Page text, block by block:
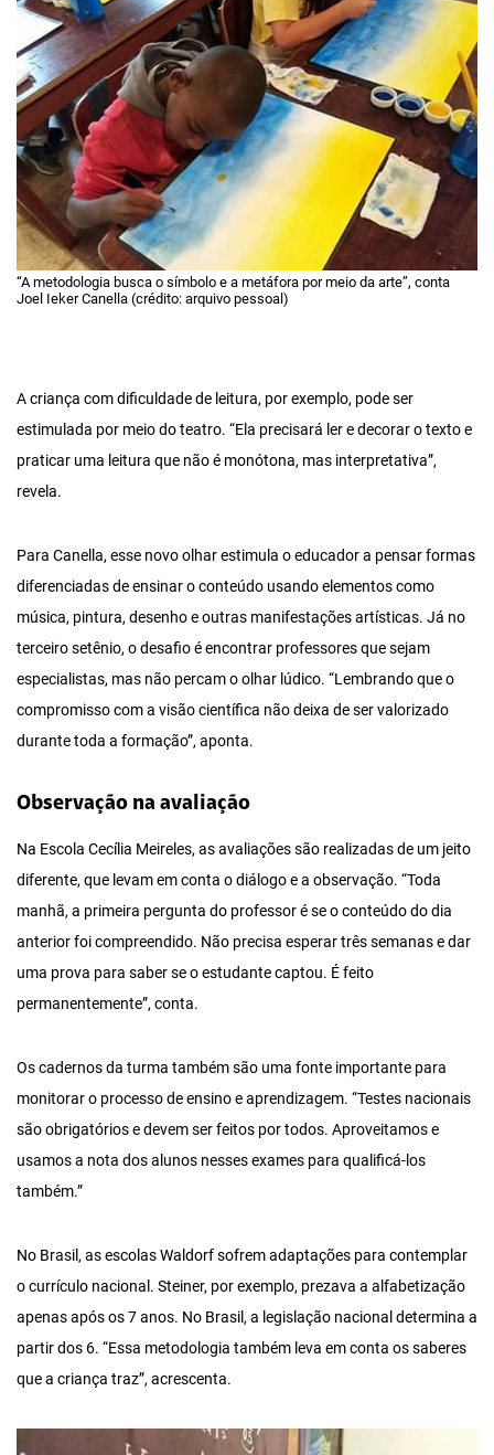
“A metodologia busca o símbolo e a metáfora por meio da arte”, conta
Joel Ieker Canella (crédito: arquivo pessoal)
A criança com dificuldade de leitura, por exemplo, pode ser
estimulada por meio do teatro. “Ela precisará ler e decorar o texto e
praticar uma leitura que não é monótona, mas interpretativa”,
revela.
Para Canella, esse novo olhar estimula o educador a pensar formas
diferenciadas de ensinar o conteúdo usando elementos como
música, pintura, desenho e outras manifestações artísticas. Já no
terceiro setênio, o desafio é encontrar professores que sejam
especialistas, mas não percam o olhar lúdico. “Lembrando que o
compromisso com a visão científica não deixa de ser valorizado
durante toda a formação”, aponta.
Observação na avaliação
Na Escola Cecília Meireles, as avaliações são realizadas de um jeito
diferente, que levam em conta o diálogo e a observação. “Toda
manhã, a primeira pergunta do professor é se o conteúdo do dia
anterior foi compreendido. Não precisa esperar três semanas e dar
uma prova para saber se o estudante captou. É feito
permanentemente”, conta.
Os cadernos da turma também são uma fonte importante para
monitorar o processo de ensino e aprendizagem. “Testes nacionais
são obrigatórios e devem ser feitos por todos. Aproveitamos e
usamos a nota dos alunos nesses exames para qualificá-los
também.”
No Brasil, as escolas Waldorf sofrem adaptações para contemplar
o currículo nacional. Steiner, por exemplo, prezava a alfabetização
apenas após os 7 anos. No Brasil, a legislação nacional determina a
partir dos 6. “Essa metodologia também leva em conta os saberes
que a criança traz”, acrescenta.